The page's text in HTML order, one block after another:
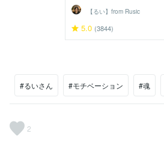
【るい】from Rusic
5.0 (3844)
#るいさん #モチベーション #魂
2